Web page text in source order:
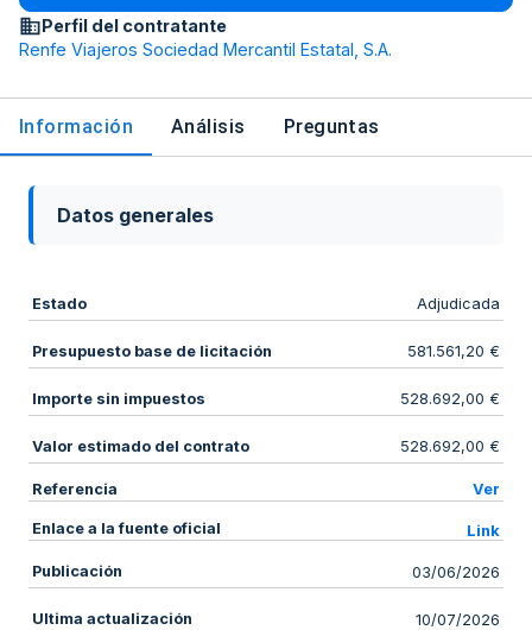
Perfil del contratante
Renfe Viajeros Sociedad Mercantil Estatal, S.A.
Información Análisis Preguntas
Datos generales
Estado Adjudicada
Presupuesto base de licitación 581.561,20 €
Importe sin impuestos 528.692,00 €
Valor estimado del contrato 528.692,00 €
Referencia Ver
Enlace a la fuente oficial Link
Publicación 03/06/2026
Ultima actualización 10/07/2026